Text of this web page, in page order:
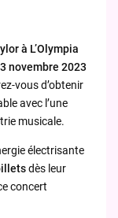
à L’Olympia
novembre 2023
vous d’obtenir
avec l’une
musicale.
électrisante
dès leur
concert